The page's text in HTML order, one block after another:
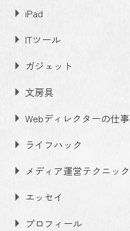
iPad
ITツール
ガジェット
文房具
Webディレクターの仕事
ライフハック
メディア運営テクニック
エッセイ
プロフィール